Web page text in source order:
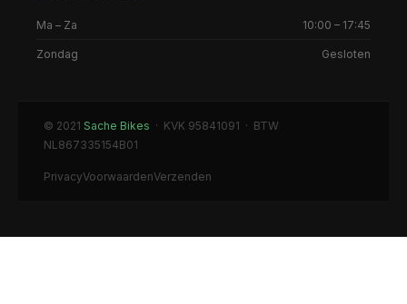
Ma – Za 10:00 – 17:45
Zondag Gesloten
© 2021 Sache Bikes · KVK 95841091 · BTW
NL867335154B01
PrivacyVoorwaardenVerzenden